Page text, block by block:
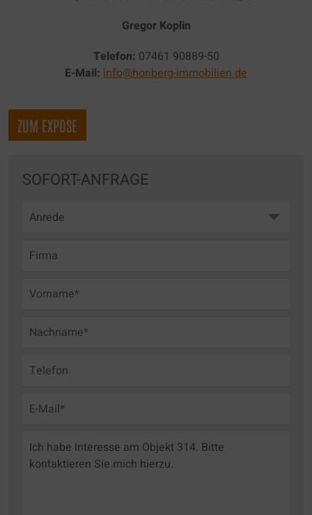
Gregor Koplin
Telefon: 07461 90889-50
E-Mail: info@honberg-immobilien.de
ZUM EXPOSE
SOFORT-ANFRAGE